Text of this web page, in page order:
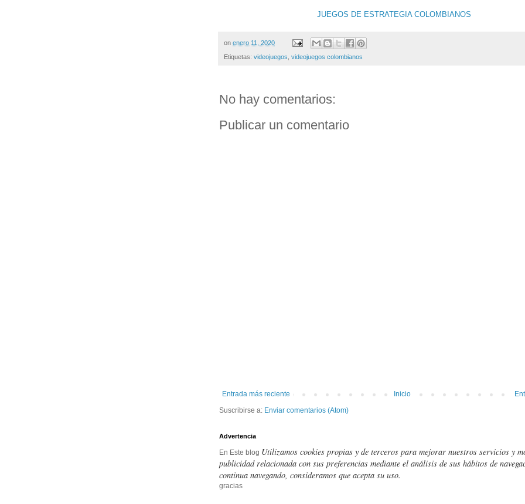
JUEGOS DE ESTRATEGIA COLOMBIANOS
on enero 11, 2020
Etiquetas: videojuegos videojuegos colombianos
No hay comentarios:
Publicar un comentario
Entrada más reciente
Inicio
Suscribirse a: Enviar comentarios (Atom)
Advertencia
En Este blog Utilizamos cookies propias y de terceros para mejorar nuestros servicios y
publicidad relacionada con sus preferencias mediante el análisis de sus hábitos de
continua navegando, consideramos que acepta su uso.
gracias